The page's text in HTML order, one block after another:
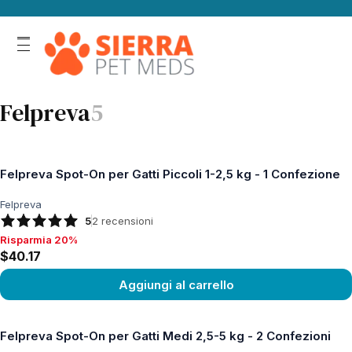
Felpreva5
Felpreva Spot-On per Gatti Piccoli 1-2,5 kg - 1 Confezione
Felpreva
52 recensioni
Risparmia 20%, $40.17
Risparmia 20%
$40.17
Aggiungi al carrello
Felpreva Spot-On per Gatti Medi 2,5-5 kg - 2 Confezioni